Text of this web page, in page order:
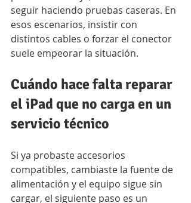
seguir haciendo pruebas caseras. En
esos escenarios, insistir con
distintos cables o forzar el conector
suele empeorar la situación.
Cuándo hace falta reparar
el iPad que no carga en un
servicio técnico
Si ya probaste accesorios
compatibles, cambiaste la fuente de
alimentación y el equipo sigue sin
cargar, el siguiente paso es un